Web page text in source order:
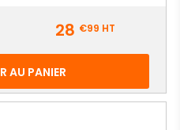
28 €99 HT
AU PANIER